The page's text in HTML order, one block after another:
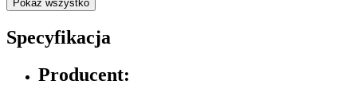
Pokaż wszystko
Specyfikacja
Producent: